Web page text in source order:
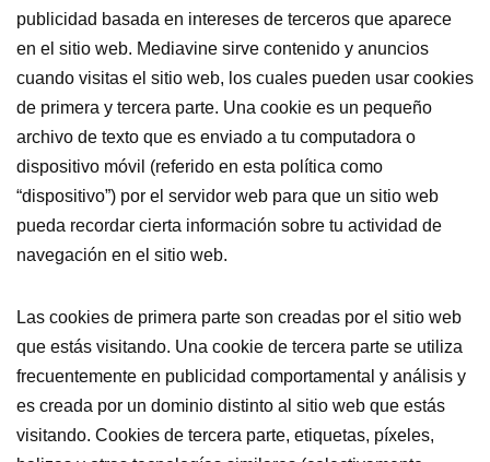
publicidad basada en intereses de terceros que aparece
en el sitio web. Mediavine sirve contenido y anuncios
cuando visitas el sitio web, los cuales pueden usar cookies
de primera y tercera parte. Una cookie es un pequeño
archivo de texto que es enviado a tu computadora o
dispositivo móvil (referido en esta política como
“dispositivo”) por el servidor web para que un sitio web
pueda recordar cierta información sobre tu actividad de
navegación en el sitio web.
Las cookies de primera parte son creadas por el sitio web
que estás visitando. Una cookie de tercera parte se utiliza
frecuentemente en publicidad comportamental y análisis y
es creada por un dominio distinto al sitio web que estás
visitando. Cookies de tercera parte, etiquetas, píxeles,